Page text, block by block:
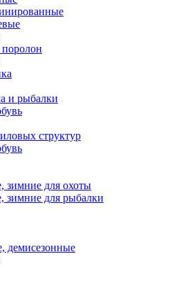
и рыбалки
структур
зимние для охоты
зимние для рыбалки
демисезонные